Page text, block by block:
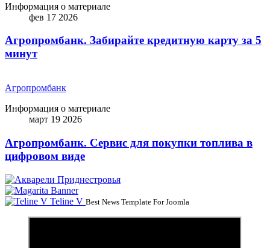
Информация о материале
фев 17 2026
Агропромбанк. Забирайте кредитную карту за 5
минут
Агропромбанк
Информация о материале
март 19 2026
Агропромбанк. Сервис для покупки топлива в
цифровом виде
Teline V Best News Template For Joomla